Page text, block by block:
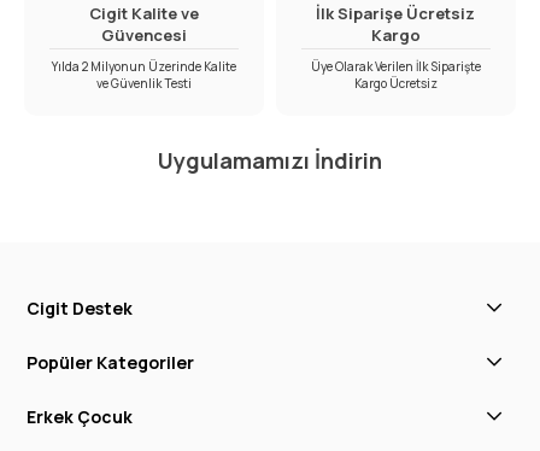
Cigit Kalite ve
Güvencesi
Yılda 2 Milyonun Üzerinde Kalite
ve Güvenlik Testi
İlk Siparişe Ücretsiz
Kargo
Üye Olarak Verilen İlk Siparişte
Kargo Ücretsiz
Uygulamamızı İndirin
Cigit Destek
Popüler Kategoriler
Erkek Çocuk